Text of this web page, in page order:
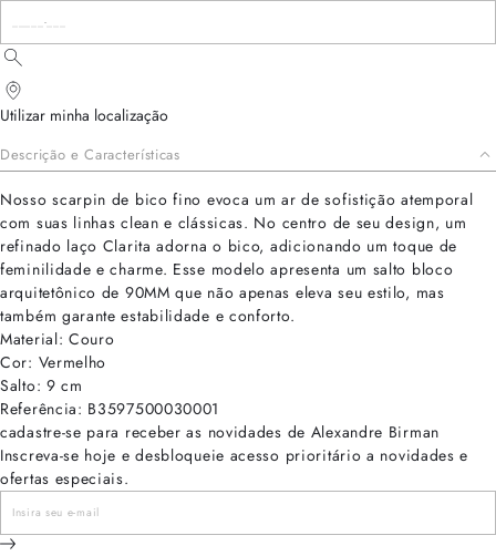
Utilizar minha localização
Descrição e Características
Nosso scarpin de bico fino evoca um ar de sofistição atemporal
com suas linhas clean e clássicas. No centro de seu design, um
refinado laço Clarita adorna o bico, adicionando um toque de
feminilidade e charme. Esse modelo apresenta um salto bloco
arquitetônico de 90MM que não apenas eleva seu estilo, mas
também garante estabilidade e conforto.
Material: Couro
Cor: Vermelho
Salto: 9 cm
Referência: B3597500030001
cadastre-se para receber as novidades de Alexandre Birman
Inscreva-se hoje e desbloqueie acesso prioritário a novidades e
ofertas especiais.